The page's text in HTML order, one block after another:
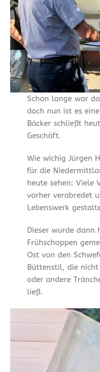
Schon lange war
doch nun ist es
Bäcker schließt
Geschäft.
Wie wichig Jürgen
für die
heute sehen: Viele
vorher verabredet
Lebenswerk
Dieser wurde dann
Frühschoppen
Ost von den
Büttenstil, die nicht
oder andere
ließ.